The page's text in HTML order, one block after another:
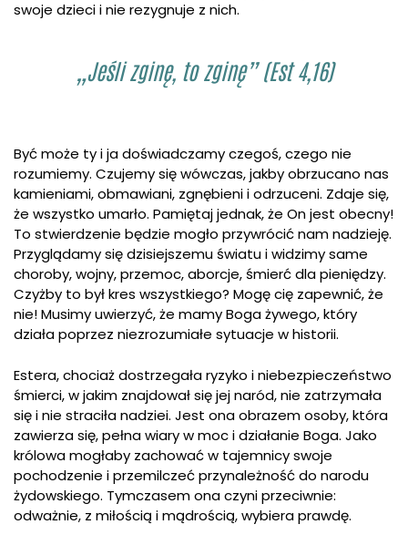
swoje dzieci i nie rezygnuje z nich.
„Jeśli zginę, to zginę” (Est 4,16)
Być może ty i ja doświadczamy czegoś, czego nie
rozumiemy. Czujemy się wówczas, jakby obrzucano nas
kamieniami, obmawiani, zgnębieni i odrzuceni. Zdaje się,
że wszystko umarło. Pamiętaj jednak, że On jest obecny!
To stwierdzenie będzie mogło przywrócić nam nadzieję.
Przyglądamy się dzisiejszemu światu i widzimy same
choroby, wojny, przemoc, aborcje, śmierć dla pieniędzy.
Czyżby to był kres wszystkiego? Mogę cię zapewnić, że
nie! Musimy uwierzyć, że mamy Boga żywego, który
działa poprzez niezrozumiałe sytuacje w historii.
Estera, chociaż dostrzegała ryzyko i niebezpieczeństwo
śmierci, w jakim znajdował się jej naród, nie zatrzymała
się i nie straciła nadziei. Jest ona obrazem osoby, która
zawierza się, pełna wiary w moc i działanie Boga. Jako
królowa mogłaby zachować w tajemnicy swoje
pochodzenie i przemilczeć przynależność do narodu
żydowskiego. Tymczasem ona czyni przeciwnie:
odważnie, z miłością i mądrością, wybiera prawdę.